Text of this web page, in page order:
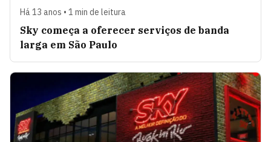
Há 13 anos • 1 min de leitura
Sky começa a oferecer serviços de banda
larga em São Paulo